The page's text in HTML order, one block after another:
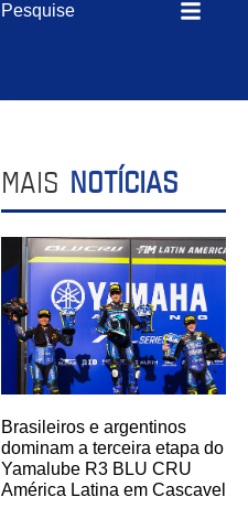
MAIS NOTÍCIAS
Brasileiros e argentinos
dominam a terceira etapa do
Yamalube R3 BLU CRU
América Latina em Cascavel